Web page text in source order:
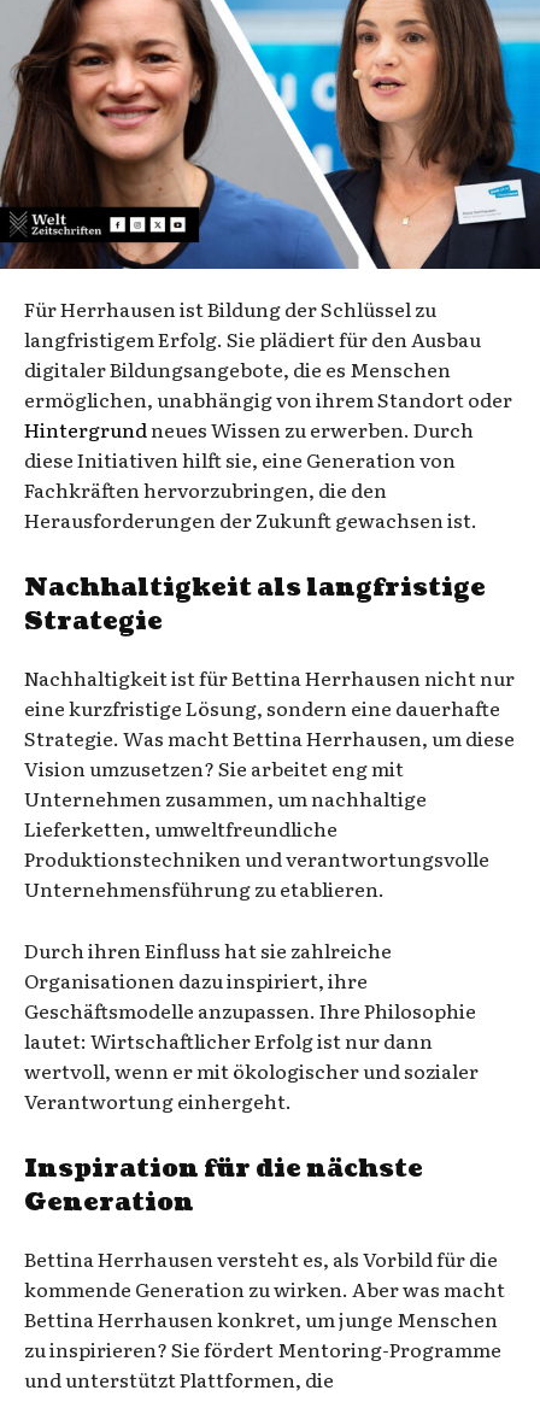
Für Herrhausen ist Bildung der Schlüssel zu
langfristigem Erfolg. Sie plädiert für den Ausbau
digitaler Bildungsangebote, die es Menschen
ermöglichen, unabhängig von ihrem Standort oder
Hintergrundneues Wissen zu erwerben. Durch
diese Initiativen hilft sie, eine Generation von
Fachkräften hervorzubringen, die den
Herausforderungen der Zukunft gewachsen ist.
Nachhaltigkeit als langfristige
Strategie
Nachhaltigkeit ist für Bettina Herrhausen nicht nur
eine kurzfristige Lösung, sondern eine dauerhafte
Strategie. Was macht Bettina Herrhausen, um diese
Vision umzusetzen? Sie arbeitet eng mit
Unternehmen zusammen, um nachhaltige
Lieferketten, umweltfreundliche
Produktionstechniken und verantwortungsvolle
Unternehmensführung zu etablieren.
Durch ihren Einfluss hat sie zahlreiche
Organisationen dazu inspiriert, ihre
Geschäftsmodelle anzupassen. Ihre Philosophie
lautet: Wirtschaftlicher Erfolg ist nur dann
wertvoll, wenn er mit ökologischer und sozialer
Verantwortung einhergeht.
Inspiration für die nächste
Generation
Bettina Herrhausen versteht es, als Vorbild für die
kommende Generation zu wirken. Aber was macht
Bettina Herrhausen konkret, um junge Menschen
zu inspirieren? Sie fördert Mentoring-Programme
und unterstützt Plattformen, die